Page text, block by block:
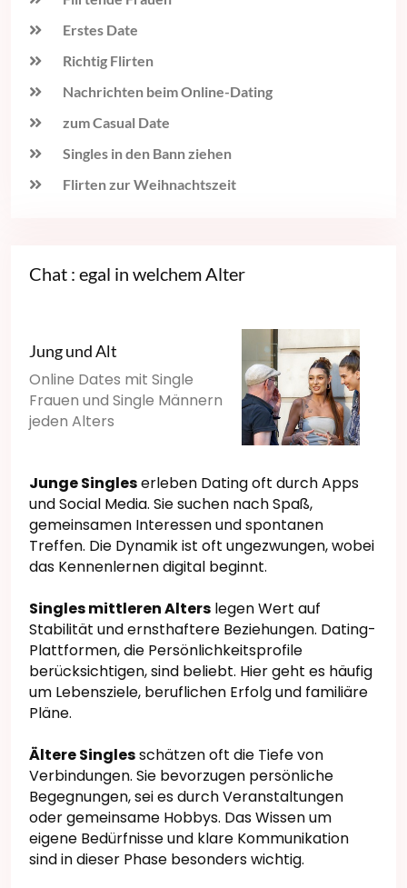
Erstes Date
Richtig Flirten
Nachrichten beim Online-Dating
zum Casual Date
Singles in den Bann ziehen
Flirten zur Weihnachtszeit
Chat : egal in welchem Alter
Jung und Alt
Online Dates mit Single
Frauen und Single Männern
jeden Alters
Junge Singleserleben Dating oft durch Apps
und Social Media. Sie suchen nach Spaß,
gemeinsamen Interessen und spontanen
Treffen. Die Dynamik ist oft ungezwungen, wobei
das Kennenlernen digital beginnt.
Singles mittleren Alters legen Wert auf
Stabilität und ernsthaftere Beziehungen. Dating-
Plattformen, die Persönlichkeitsprofile
berücksichtigen, sind beliebt. Hier geht es häufig
um Lebensziele, beruflichen Erfolg und familiäre
Pläne.
Ältere Singlesschätzen oft die Tiefe von
Verbindungen. Sie bevorzugen persönliche
Begegnungen, sei es durch Veranstaltungen
oder gemeinsame Hobbys. Das Wissen um
eigene Bedürfnisse und klare Kommunikation
sind in dieser Phase besonders wichtig.